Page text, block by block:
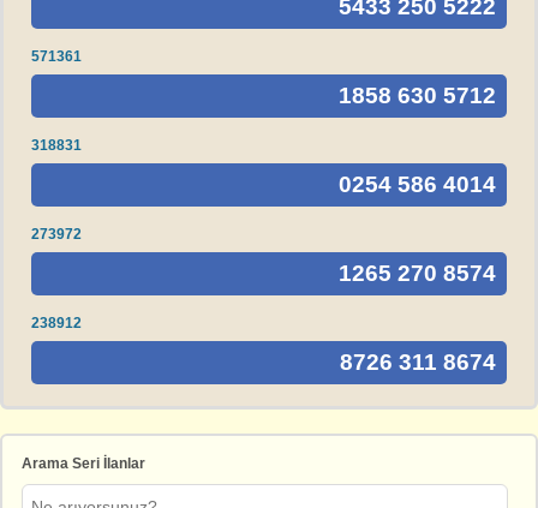
5433 250 5222
571361
1858 630 5712
318831
0254 586 4014
273972
1265 270 8574
238912
8726 311 8674
Arama Seri İlanlar